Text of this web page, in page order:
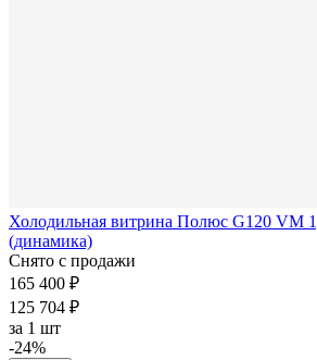
Холодильная витрина Полюс G120 VM
(динамика)
Снято с продажи
165 400 ₽
125 704 ₽
за 1 шт
-24%